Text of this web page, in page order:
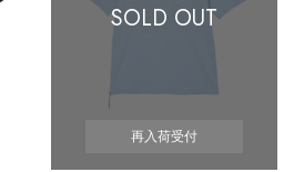
SOLD OUT
再入荷受付